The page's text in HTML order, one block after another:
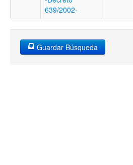
639/2002-
Guardar Búsqueda